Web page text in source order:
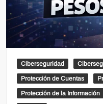
Ciberseguridad
Protección de Cuentas
Protección de la Información